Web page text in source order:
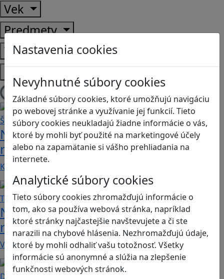
Nastavenia cookies
Nevyhnutné súbory cookies
Základné súbory cookies, ktoré umožňujú navigáciu
po webovej stránke a využívanie jej funkcií. Tieto
súbory cookies neukladajú žiadne informácie o vás,
ktoré by mohli byť použité na marketingové účely
alebo na zapamätanie si vášho prehliadania na
internete.
Analytické súbory cookies
Tieto súbory cookies zhromažďujú informácie o
tom, ako sa používa webová stránka, napríklad
ktoré stránky najčastejšie navštevujete a či ste
narazili na chybové hlásenia. Nezhromažďujú údaje,
ktoré by mohli odhaliť vašu totožnosť. Všetky
informácie sú anonymné a slúžia na zlepšenie
funkčnosti webových stránok.
Vek
Predmety
Témy
Platformy
Načítam blogy
Návod pre rodičov: Ako na výber
rodičovského zámku? Štvrtá časť
Kvalitné aplikácie, ktoré ponúkajú bezpečné…
Návod pre rodičov: Ako na výber
rodičovského zámku? Tretia časť
V obchode Play je možné nájsť veľké množstvo…